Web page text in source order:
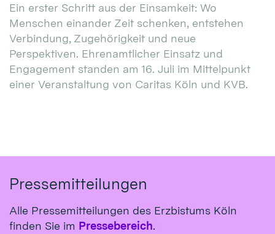
Ein erster Schritt aus der Einsamkeit: Wo
Menschen einander Zeit schenken, entstehen
Verbindung, Zugehörigkeit und neue
Perspektiven. Ehrenamtlicher Einsatz und
Engagement standen am 16. Juli im Mittelpunkt
einer Veranstaltung von Caritas Köln und KVB.
Pressemitteilungen
Alle Pressemitteilungen des Erzbistums Köln
finden Sie im Pressebereich.